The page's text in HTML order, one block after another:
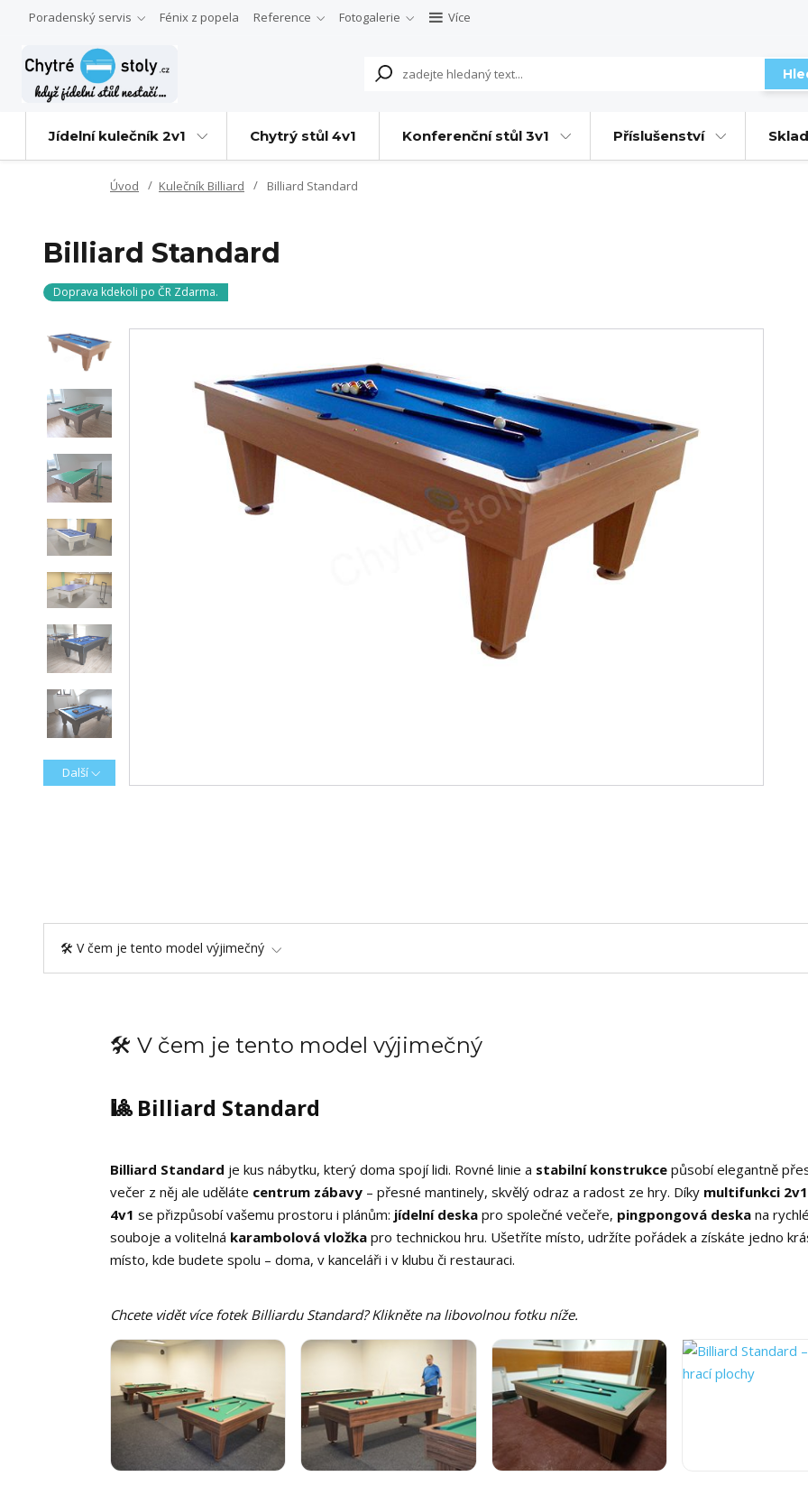
Poradenský servis Fénix z popela Reference Fotogalerie Více
Jídelní kulečník 2v1 Chytrý stůl 4v1 Konferenční stůl 3v1 Příslušenství
Úvod Kulečník Billiard Billiard Standard
Billiard Standard
Doprava kdekoli po ČR Zdarma.
Další
🛠️ V čem je tento model výjimečný
🛠️ V čem je tento model výjimečný
🎱 Billiard Standard
Billiard Standard je kus nábytku, který doma spojí lidi. Rovné linie a stabilní konstrukce působí elegantně
večer z něj ale uděláte centrum zábavy – přesné mantinely, skvělý odraz a radost ze hry. Díky multifunkci
4v1 se přizpůsobí vašemu prostoru i plánům: jídelní deska pro společné večeře, pingpongová deska na
souboje a volitelná karambolová vložka pro technickou hru. Ušetříte místo, udržíte pořádek a získáte jedno
místo, kde budete spolu – doma, v kanceláři i v klubu či restauraci.
Chcete vidět více fotek Billiardu Standard? Klikněte na libovolnou fotku níže.